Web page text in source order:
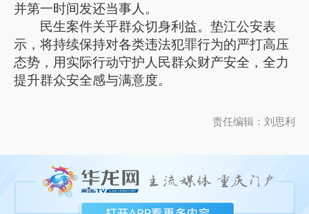
并第一时间发还当事人。
民生案件关乎群众切身利益。垫江公安表
示，将持续保持对各类违法犯罪行为的严打高压
态势，用实际行动守护人民群众财产安全，全力
提升群众安全感与满意度。
责任编辑：刘思利